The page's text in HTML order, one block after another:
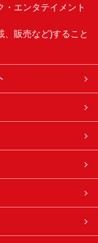
・エンタテイメント
、販売など)すること